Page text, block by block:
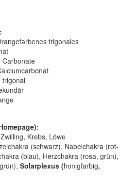
trigonales
Carbonate
trigonal
Krebs, Löwe
(schwarz), Nabelchakra (rot-
(blau), Herzchakra (rosa, grün),
Solarplexus (honigfarbig,